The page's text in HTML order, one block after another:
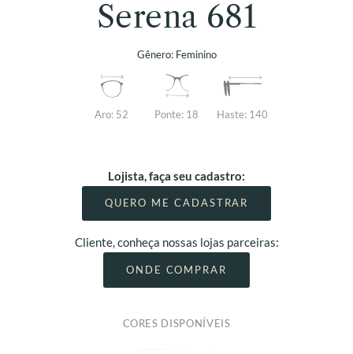
Serena 681
Gênero: Feminino
Aro: 52 Ponte: 18 Haste: 140
Lojista, faça seu cadastro:
QUERO ME CADASTRAR
Cliente, conheça nossas lojas parceiras:
ONDE COMPRAR
CORES DISPONÍVEIS